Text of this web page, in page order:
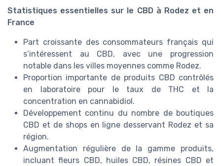
Statistiques essentielles sur le CBD à Rodez et en
France
Part croissante des consommateurs français qui
s’intéressent au CBD, avec une progression
notable dans les villes moyennes comme Rodez.
Proportion importante de produits CBD contrôlés
en laboratoire pour le taux de THC et la
concentration en cannabidiol.
Développement continu du nombre de boutiques
CBD et de shops en ligne desservant Rodez et sa
région.
Augmentation régulière de la gamme produits,
incluant fleurs CBD, huiles CBD, résines CBD et